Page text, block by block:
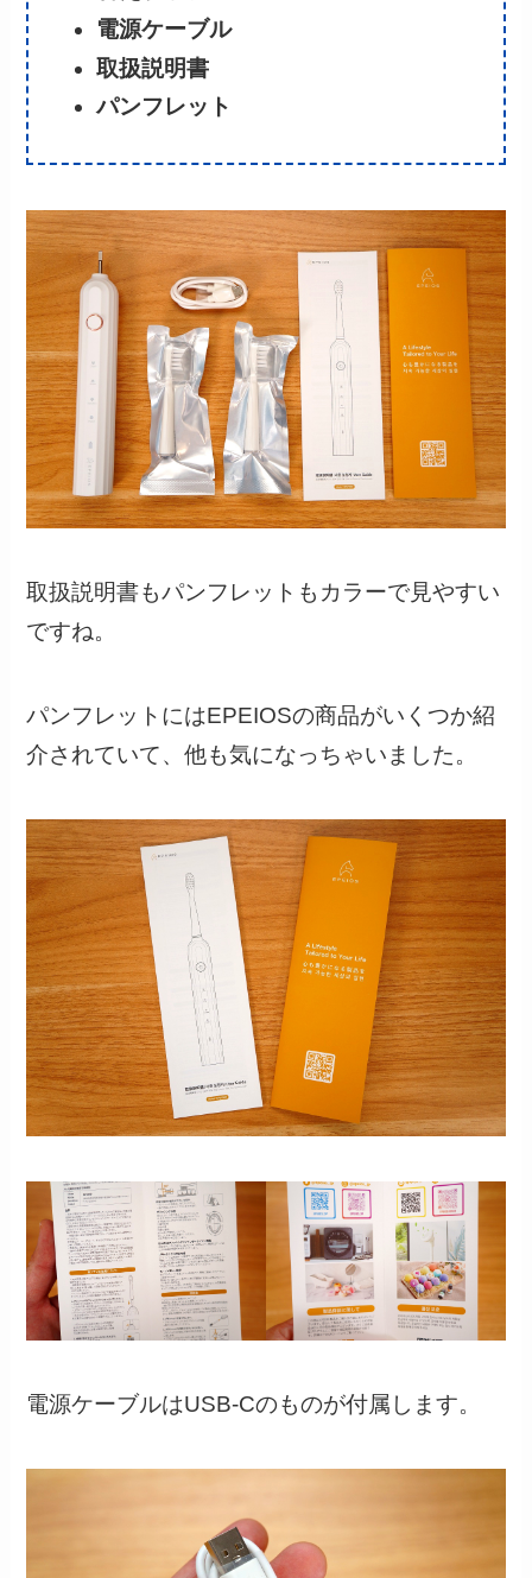
電源ケーブル
取扱説明書
パンフレット
取扱説明書もパンフレットもカラーで見やすい
ですね。
パンフレットにはEPEIOSの商品がいくつか紹
介されていて、他も気になっちゃいました。
電源ケーブルはUSB-Cのものが付属します。